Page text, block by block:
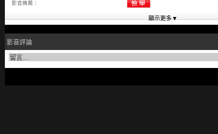
影音推薦：
影音評論